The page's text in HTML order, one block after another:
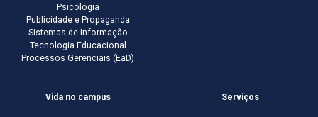
Psicologia
Publicidade e Propaganda
Sistemas de Informação
Tecnologia Educacional
Processos Gerenciais (EaD)
Vida no campus Serviços